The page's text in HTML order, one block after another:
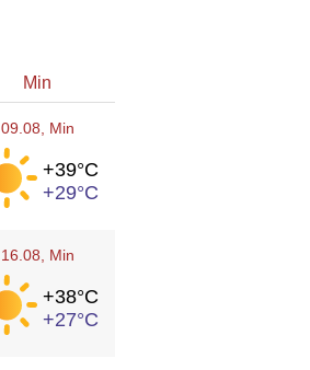
Min
09.08 , Min
+39°C
+29°C
16.08 , Min
+38°C
+27°C